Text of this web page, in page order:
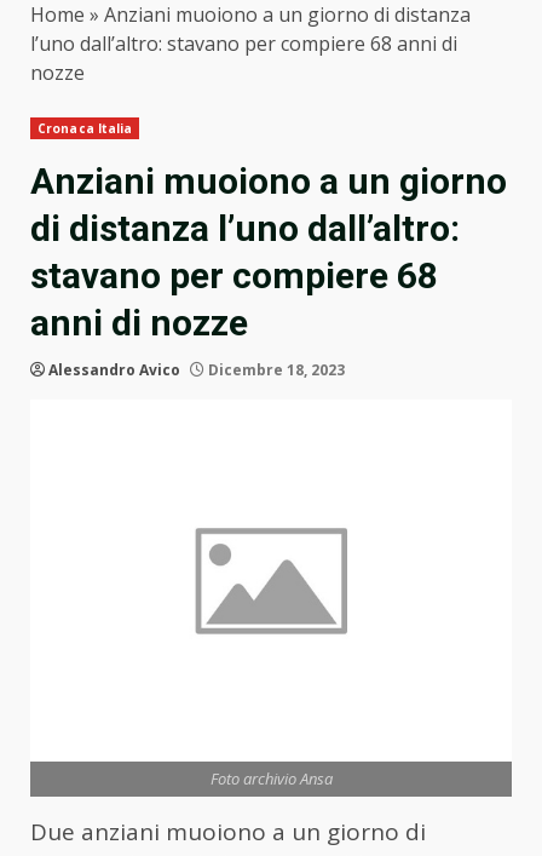
Home » Anziani muoiono a un giorno di distanza
l’uno dall’altro: stavano per compiere 68 anni di
nozze
Cronaca Italia
Anziani muoiono a un giorno
di distanza l’uno dall’altro:
stavano per compiere 68
anni di nozze
Alessandro Avico Dicembre 18, 2023
Foto archivio Ansa
Due anziani muoiono a un giorno di